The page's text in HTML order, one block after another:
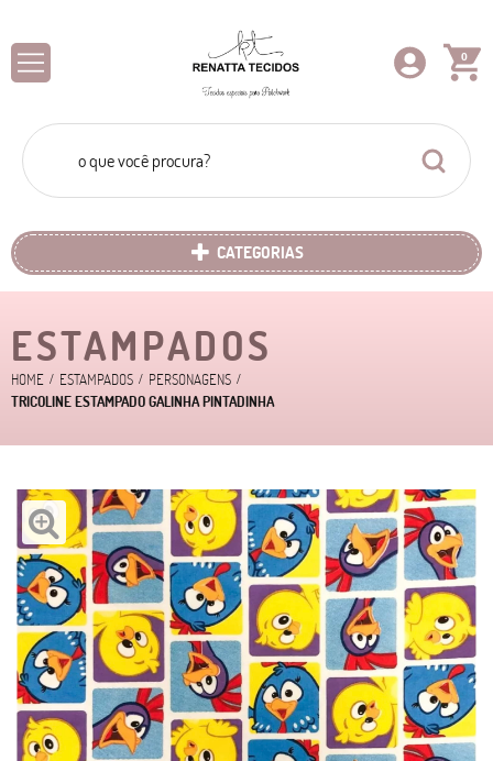
0
CATEGORIAS
ESTAMPADOS
HOME ESTAMPADOS
PERSONAGENS
TRICOLINE ESTAMPADO GALINHA PINTADINHA